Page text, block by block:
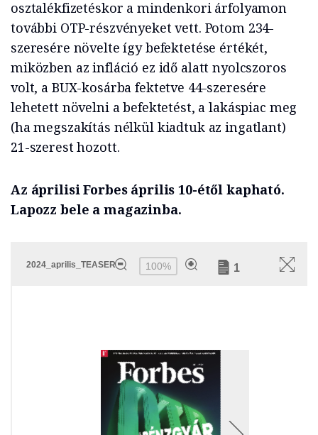
osztalékfizetéskor a mindenkori árfolyamon
további OTP-részvényeket vett. Potom 234-
szeresére növelte így befektetése értékét,
miközben az infláció ez idő alatt nyolcszoros
volt, a BUX-kosárba fektetve 44-szeresére
lehetett növelni a befektetést, a lakáspiac meg
(ha megszakítás nélkül kiadtuk az ingatlant)
21-szerest hozott.
Az áprilisi Forbes április 10-étől kapható.
Lapozz bele a magazinba.